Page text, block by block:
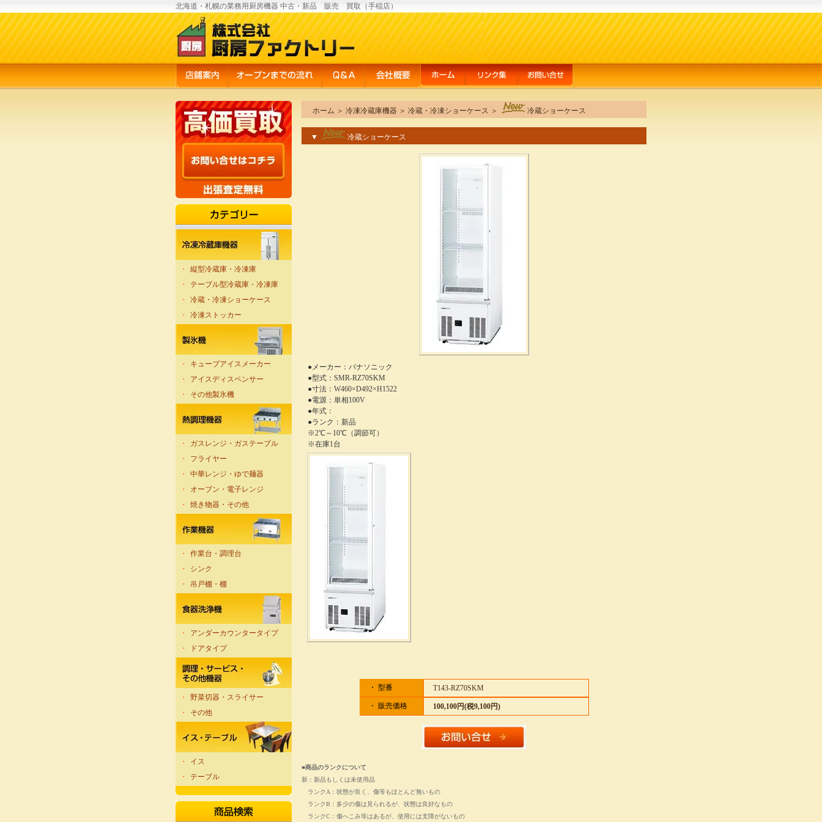
北海道・札幌の業務用厨房機器 中古・新品 販売 買取（手稲店）
・
縦型冷蔵庫・冷凍庫
・
テーブル型冷蔵庫・冷凍庫
・
冷蔵・冷凍ショーケース
・
冷凍ストッカー
・
キューブアイスメーカー
・
アイスディスペンサー
・
その他製氷機
・
ガスレンジ・ガステーブル
・
フライヤー
・
中華レンジ・ゆで麺器
・
オーブン・電子レンジ
・
焼き物器・その他
・
作業台・調理台
・
シンク
・
吊戸棚・棚
・
アンダーカウンタータイプ
・
ドアタイプ
・
野菜切器・スライサー
・
その他
・
イス
・
テーブル
ホーム ＞ 冷凍冷蔵庫機器 ＞ 冷蔵・冷凍ショーケース ＞ 冷蔵ショーケース
▼ 冷蔵ショーケース
●メーカー：パナソニック
●型式：SMR-RZ70SKM
●寸法：W460×D492×H1522
●電源：単相100V
●年式：
●ランク：新品
※2℃～10℃（調節可）
※在庫1台
・ 型番 T143-RZ70SKM
・ 販売価格 100,100円(税9,100円)
■商品のランクについて
新：新品もしくは未使用品
ランクA：状態が良く、傷等もほとんど無いもの
ランクB：多少の傷は見られるが、状態は良好なもの
ランクC：傷へこみ等はあるが、使用には支障がないもの